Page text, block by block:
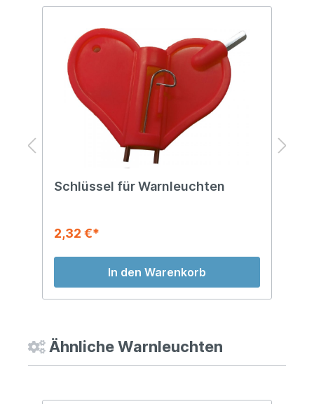
Schlüssel für Warnleuchten
2,32 €*
In den Warenkorb
Ähnliche Warnleuchten